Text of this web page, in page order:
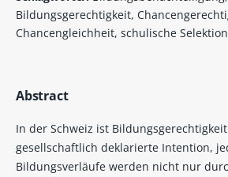
Bildungsgerechtigkeit,
Chancengleichheit, schulische
Abstract
In der Schweiz ist
gesellschaftlich deklarierte Intention,
Bildungsverläufe werden nicht nur